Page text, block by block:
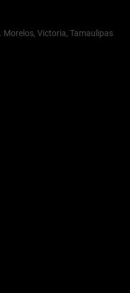
Morelos, Victoria, Tamaulipas